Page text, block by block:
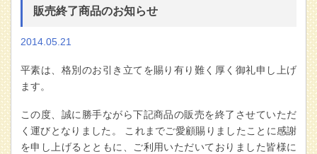
販売終了商品のお知らせ
2014.05.21
平素は、格別のお引き立てを賜り有り難く厚く御礼申し上げ
ます。
この度、誠に勝手ながら下記商品の販売を終了させていただ
く運びとなりました。 これまでご愛顧賜りましたことに感謝
を申し上げるとともに、ご利用いただいておりました皆様に